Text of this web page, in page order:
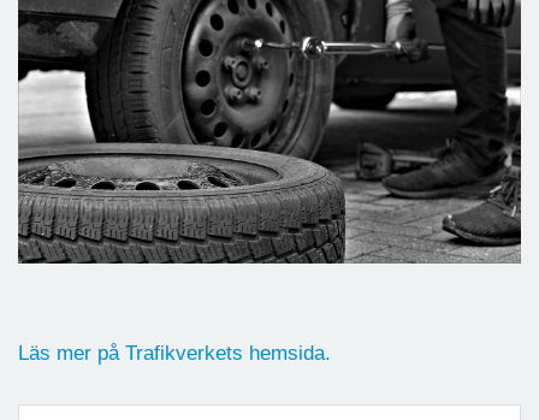
Läs mer på Trafikverkets hemsida.